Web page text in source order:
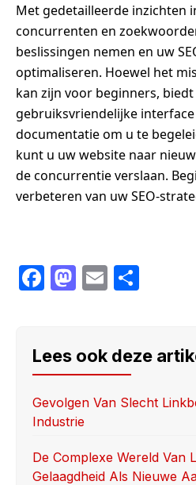
Met gedetailleerde inzichten
concurrenten en
beslissingen nemen en uw
optimaliseren. Hoewel het
kan zijn voor beginners, biedt
gebruiksvriendelijke
documentatie om u te
kunt u uw website naar
de concurrentie verslaan.
verbeteren van uw SEO-
F
e
b
o
o
k
M
o
d
o
n
E
e
Lees ook deze
Gevolgen Van Slecht
Industrie
De Complexe Wereld Van
Gelaagdheid Als Nieuwe